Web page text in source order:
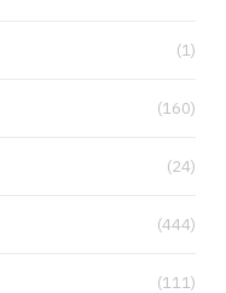
(1)
(160)
(24)
(444)
(111)